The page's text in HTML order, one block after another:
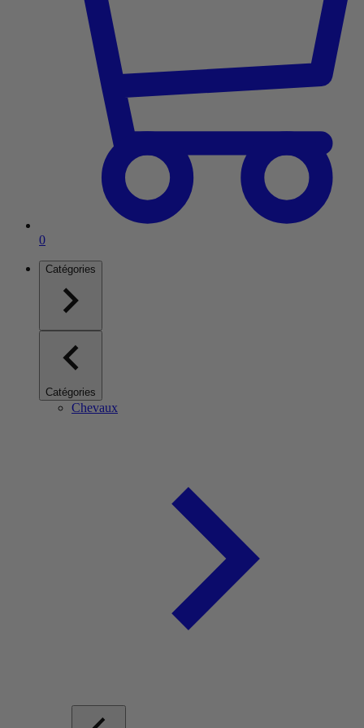
0Article dans le panier
Catégories
Catégories
Chevaux